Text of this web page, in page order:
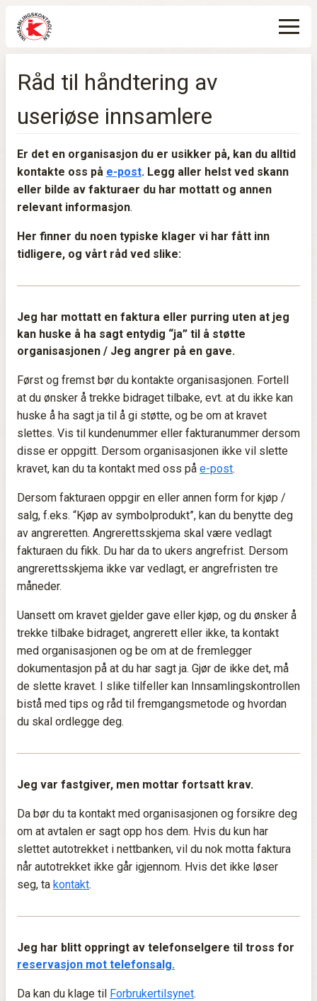
Råd til håndtering av
useriøse innsamlere
Er det en organisasjon du er usikker på, kan du alltid
kontakte oss på e-post. Legg aller helst ved skann
eller bilde av fakturaer du har mottatt og annen
relevant informasjon.
Her finner du noen typiske klager vi har fått inn
tidligere, og vårt råd ved slike:
Jeg har mottatt en faktura eller purring uten at jeg
kan huske å ha sagt entydig “ja” til å støtte
organisasjonen / Jeg angrer på en gave.
Først og fremst bør du kontakte organisasjonen. Fortell
at du ønsker å trekke bidraget tilbake, evt. at du ikke kan
huske å ha sagt ja til å gi støtte, og be om at kravet
slettes. Vis til kundenummer eller fakturanummer dersom
disse er oppgitt. Dersom organisasjonen ikke vil slette
kravet, kan du ta kontakt med oss på e-post.
Dersom fakturaen oppgir en eller annen form for kjøp /
salg, f.eks. “Kjøp av symbolprodukt”, kan du benytte deg
av angreretten. Angrerettsskjema skal være vedlagt
fakturaen du fikk. Du har da to ukers angrefrist. Dersom
angrerettsskjema ikke var vedlagt, er angrefristen tre
måneder.
Uansett om kravet gjelder gave eller kjøp, og du ønsker å
trekke tilbake bidraget, angrerett eller ikke, ta kontakt
med organisasjonen og be om at de fremlegger
dokumentasjon på at du har sagt ja. Gjør de ikke det, må
de slette kravet. I slike tilfeller kan Innsamlingskontrollen
bistå med tips og råd til fremgangsmetode og hvordan
du skal ordlegge deg.
Jeg var fastgiver, men mottar fortsatt krav.
Da bør du ta kontakt med organisasjonen og forsikre deg
om at avtalen er sagt opp hos dem. Hvis du kun har
slettet autotrekket i nettbanken, vil du nok motta faktura
når autotrekket ikke går igjennom. Hvis det ikke løser
seg, ta kontakt.
Jeg har blitt oppringt av telefonselgere til tross for
reservasjon mot telefonsalg.
Da kan du klage til Forbrukertilsynet.